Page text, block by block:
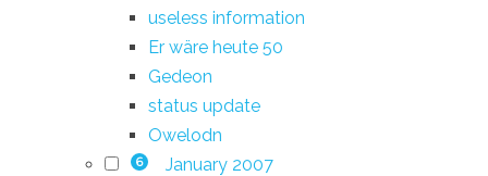
useless information
Er wäre heute 50
Gedeon
status update
Owelodn
6 January 2007